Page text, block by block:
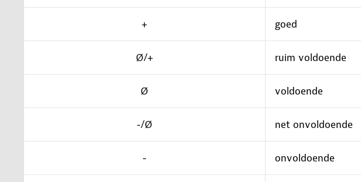
+ goed
Ø/+ ruim voldoende
Ø voldoende
-/Ø net onvoldoende
- onvoldoende